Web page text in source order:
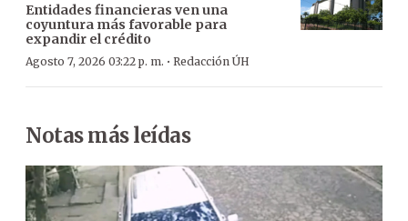
Entidades financieras ven una
coyuntura más favorable para
expandir el crédito
Agosto 7, 2026 03:22 p. m. · Redacción ÚH
Notas más leídas